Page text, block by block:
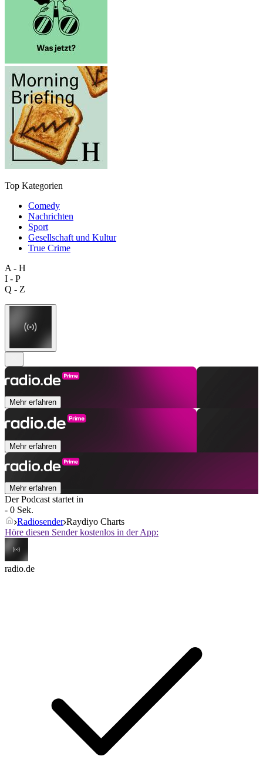
Top Kategorien
Comedy
Nachrichten
Sport
Gesellschaft und Kultur
True Crime
A - H
I - P
Q - Z
Mehr erfahren
Mehr erfahren
Mehr erfahren
Der Podcast startet in
- 0 Sek.
Radiosender Raydiyo Charts
Höre diesen Sender kostenlos in der App:
radio.de